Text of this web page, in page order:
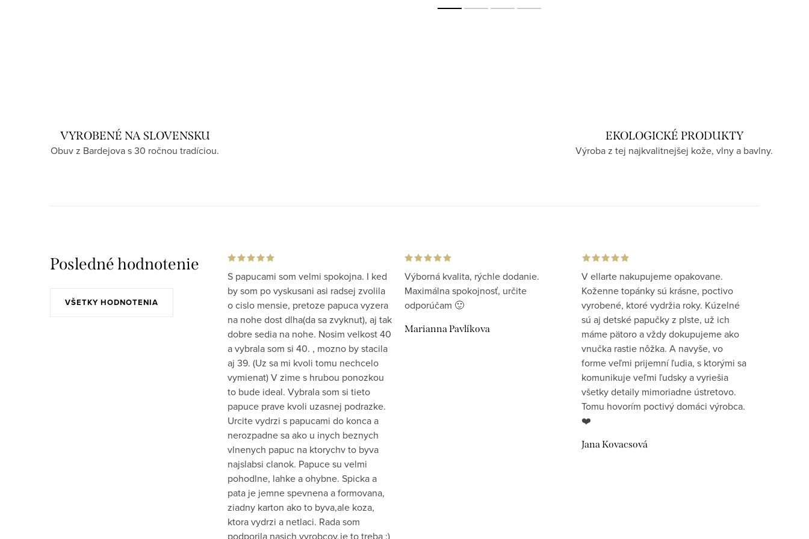
VYROBENÉ NA SLOVENSKU
Obuv z Bardejova s 30 ročnou tradíciou.
EKOLOGICKÉ PRODUKTY
Výroba z tej najkvalitnejšej kože, vlny a bavlny.
Posledné hodnotenie
VŠETKY HODNOTENIA
S papucami som velmi spokojna. I ked
by som po vyskusani asi radsej zvolila
o cislo mensie, pretoze papuca vyzera
na nohe dost dlha(da sa zvyknut), aj tak
dobre sedia na nohe. Nosim velkost 40
a vybrala som si 40. , mozno by stacila
aj 39. (Uz sa mi kvoli tomu nechcelo
vymienat) V zime s hrubou ponozkou
to bude ideal. Vybrala som si tieto
papuce prave kvoli uzasnej podrazke.
Urcite vydrzi s papucami do konca a
nerozpadne sa ako u inych beznych
vlnenych papuc na ktorychv to byva
najslabsi clanok. Papuce su velmi
pohodlne, lahke a ohybne. Spicka a
pata je jemne spevnena a formovana,
ziadny karton ako to byva,ale koza,
ktora vydrzi a netlaci. Rada som
podporila nasich vyrobcov,je to treba :)
Výborná kvalita, rýchle dodanie.
Maximálna spokojnosť, určite
odporúčam 🙂
Marianna Pavlíkova
V ellarte nakupujeme opakovane.
Koženne topánky sú krásne, poctivo
vyrobené, ktoré vydržia roky. Kúzelné
sú aj detské papučky z plste, už ich
máme pätoro a vždy dokupujeme ako
vnučka rastie nôžka. A navyše, vo
forme veľmi prijemní ľudia, s ktorými sa
komunikuje veľmi ľudsky a vyriešia
všetky detaily mimoriadne ústretovo.
Tomu hovorím poctivý domáci výrobca.
❤️
Jana Kovacsová